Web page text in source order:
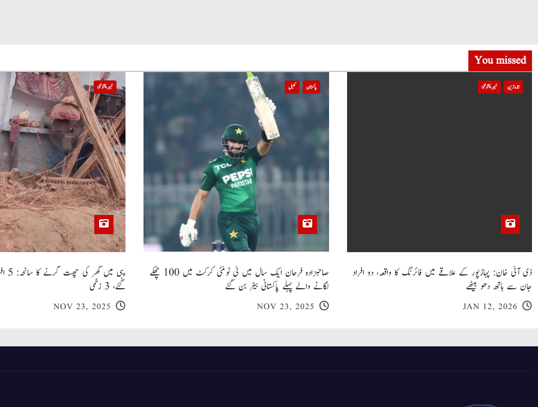
t
i
You missed
تازہ ترین خیبر پختونخوا
ڈی آئی خان: پہاڑپور کے علاقے میں فائرنگ کا واقعہ، دو افراد
جان سے ہاتھ دھو بیٹھے
JAN 12, 2026
پاکستان کھیل
صاحبزادہ فرحان ایک سال میں ٹی ٹوئنٹی کرکٹ میں 100 چھکے
لگانے والے پہلے پاکستانی بیٹر بن گئے
NOV 23, 2025
خیبر پختونخوا
گئے، 3 زخمی
NOV 23, 2025